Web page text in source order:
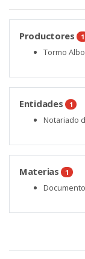
Productores 1
Tormo
Entidades 1
Notariado
Materias 1